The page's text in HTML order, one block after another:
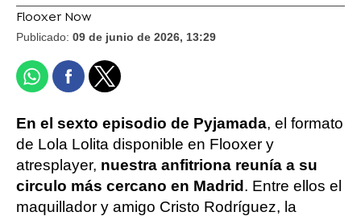
Flooxer Now
Publicado: 09 de junio de 2026, 13:29
En el sexto episodio de Pyjamada, el formato
de Lola Lolita disponible en Flooxer y
atresplayer, nuestra anfitriona reunía a su
circulo más cercano en Madrid. Entre ellos el
maquillador y amigo Cristo Rodríguez, la